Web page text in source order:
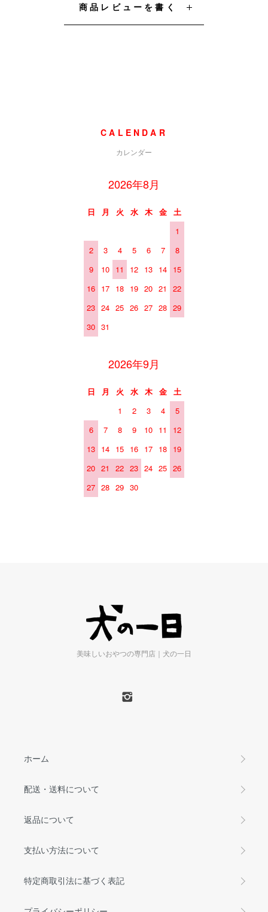
商品レビューを書く
CALENDAR
カレンダー
2026年8月
日 月 火 水 木 金
土
1
2
3 4 5 6 7
8
9
10 11 12 13 14 15
16 17 18 19 20 21
22
23 24 25 26 27 28 29
30 31
2026年9月
日 月 火 水 木 金
土
1
2 3 4
5
6
7 8 9 10 11
12
13 14 15 16 17 18 19
20 21 22 23 24 25 26
27 28 29 30
美味しいおやつの専門店｜犬の一日
ホーム
配送・送料について
返品について
支払い方法について
特定商取引法に基づく表記